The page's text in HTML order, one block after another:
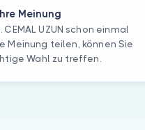
Meinung
CEMAL UZUN schon einmal
Meinung teilen, können Sie
Wahl zu treffen.